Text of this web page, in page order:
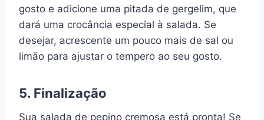
gosto e adicione uma pitada de gergelim, que
dará uma crocância especial à salada. Se
desejar, acrescente um pouco mais de sal ou
limão para ajustar o tempero ao seu gosto.
5. Finalização
Sua salada de pepino cremosa está pronta! Se